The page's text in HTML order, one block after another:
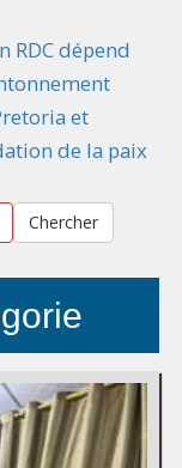
RDC dépend
et
de la paix
Chercher